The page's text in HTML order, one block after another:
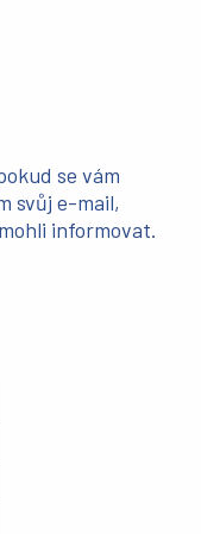
se vám
svůj e-mail,
informovat.